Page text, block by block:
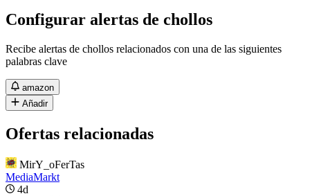
Configurar alertas de chollos
Recibe alertas de chollos relacionados con una de las siguientes
palabras clave
amazon
Añadir
Ofertas relacionadas
MirY_oFerTas
MediaMarkt
4d